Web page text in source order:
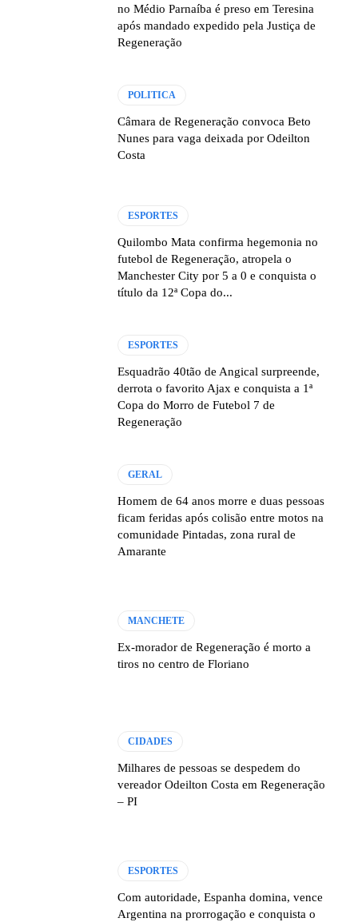
no Médio Parnaíba é preso em Teresina
após mandado expedido pela Justiça de
Regeneração
POLITICA
Câmara de Regeneração convoca Beto
Nunes para vaga deixada por Odeilton
Costa
ESPORTES
Quilombo Mata confirma hegemonia no
futebol de Regeneração, atropela o
Manchester City por 5 a 0 e conquista o
título da 12ª Copa do...
ESPORTES
Esquadrão 40tão de Angical surpreende,
derrota o favorito Ajax e conquista a 1ª
Copa do Morro de Futebol 7 de
Regeneração
GERAL
Homem de 64 anos morre e duas pessoas
ficam feridas após colisão entre motos na
comunidade Pintadas, zona rural de
Amarante
MANCHETE
Ex-morador de Regeneração é morto a
tiros no centro de Floriano
CIDADES
Milhares de pessoas se despedem do
vereador Odeilton Costa em Regeneração
– PI
ESPORTES
Com autoridade, Espanha domina, vence
Argentina na prorrogação e conquista o